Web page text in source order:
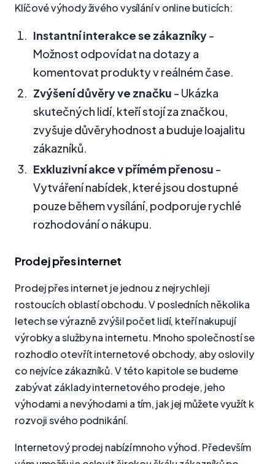
Klíčové výhody živého vysílání v online buticích:
Instantní interakce se zákazníky-
Možnost odpovídat na dotazy a
komentovat produkty v reálném čase.
Zvýšení důvěry ve značku - Ukázka
skutečných lidí, kteří stojí za značkou,
zvyšuje důvěryhodnost a buduje loajalitu
zákazníků.
Exkluzivní akce v přímém přenosu -
Vytváření nabídek, které jsou dostupné
pouze během vysílání, podporuje rychlé
rozhodování o nákupu.
Prodej přes internet
Prodej přes internet je jednou z nejrychleji
rostoucích oblastí obchodu. V posledních několika
letech se výrazně zvýšil počet lidí, kteří nakupují
výrobky a služby na internetu. Mnoho společností se
rozhodlo otevřít internetové obchody, aby oslovily
co nejvíce zákazníků. V této kapitole se budeme
zabývat základy internetového prodeje, jeho
výhodami a nevýhodami a tím, jak jej můžete využít k
rozvoji svého podnikání.
Internetový prodej nabízí mnoho výhod. Především